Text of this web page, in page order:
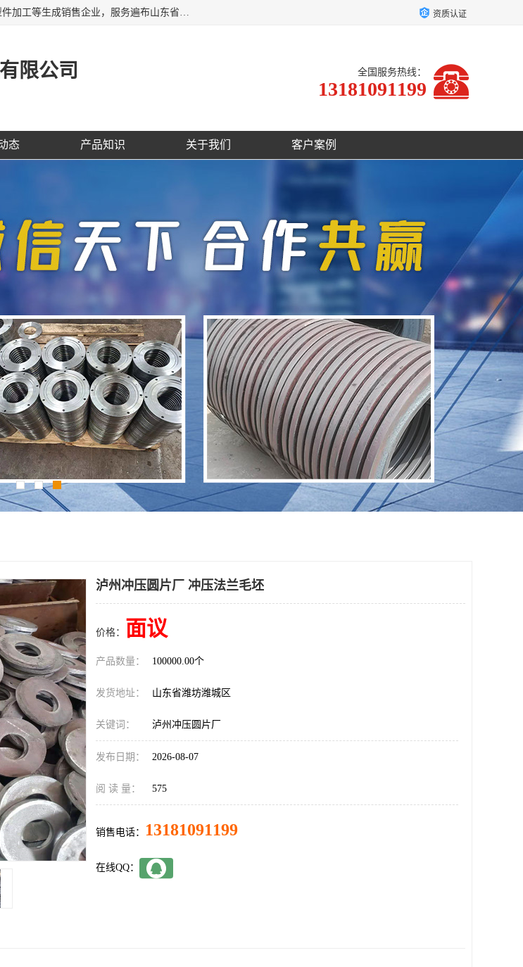
聊城市开发区正堂金属制品有限公司是一家专业的五金配件、钢管、法兰盘、冲压异型件加工等生成销售企业，服务遍布山东省聊城、济南、青岛、淄博、枣庄、东营烟台等地区，经营包括冲压法兰毛坯，冲压异型(形)件加工，热扩法兰毛坯，锻打法兰盘毛坯，法兰加强圈，环形锻件加工，版辊堵头毛坯，哑铃配重件等产品的生产和销售，业务上精益求精，生产产品精度高，配件标准赢得业内企业及其它组织与公民的一致好评。 资质认证
限公司 全国服务热线：
13181091199
态 产品知识 关于我们 客户案例
泸州冲压圆片厂 冲压法兰毛坯
价格： 面议
产品数量： 100000.00个
发货地址： 山东省潍坊潍城区
关键词： 泸州冲压圆片厂
发布日期： 2026-08-07
阅 读 量： 575
销售电话： 13181091199
在线QQ：